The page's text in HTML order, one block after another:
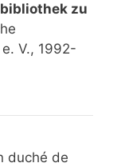
zu
V., 1992-
duché de